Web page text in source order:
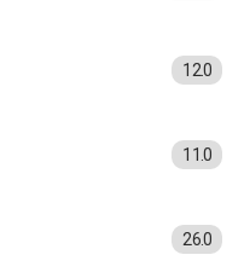
12.0
11.0
26.0